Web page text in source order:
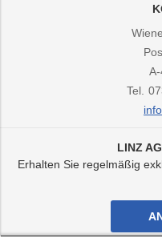
A-
Tel.
LINZ
Erhalten Sie regelmäßig